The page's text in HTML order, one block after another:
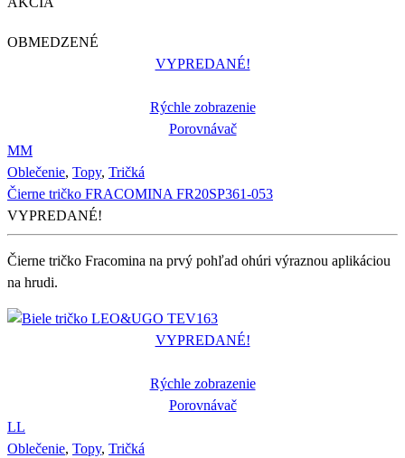
OBMEDZENÉ
VYPREDANÉ!
Rýchle zobrazenie
Porovnávač
MM
Oblečenie, Topy, Tričká
Čierne tričko FRACOMINA FR20SP361-053
VYPREDANÉ!
Čierne tričko Fracomina na prvý pohľad ohúri výraznou aplikáciou
na hrudi.
VYPREDANÉ!
Rýchle zobrazenie
Porovnávač
LL
Oblečenie, Topy, Tričká